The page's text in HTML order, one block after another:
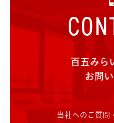
百五みら
お問
当社へのご質問